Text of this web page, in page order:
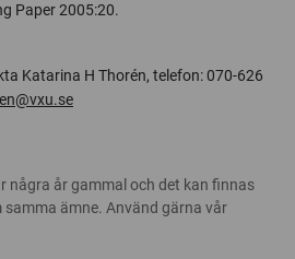
Paper 2005:20.
Katarina H Thorén, telefon: 070-626
några år gammal och det kan finnas
samma ämne. Använd gärna vår